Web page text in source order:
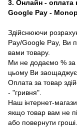
3. Онлайн - оплата
Google Pay -
Здійснюючи
Pay/Google Pay, Ви
вами товару.
Ми не додаємо % за
цьому Ви
Оплата за товар
- "гривня".
Наш інтернет-
якщо товар вам не
або повернути